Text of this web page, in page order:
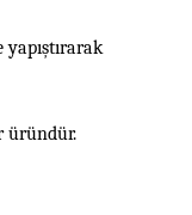
üründür.